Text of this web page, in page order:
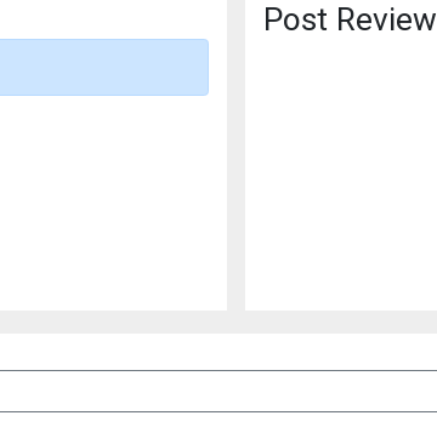
Post Review